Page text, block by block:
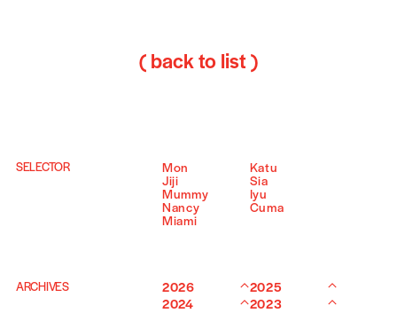
( back to list )
SELECTOR Mon
Katu
Jiji
Sia
Mummy
Iyu
Nancy
Cuma
Miami
ARCHIVES 2026
2025
2024
2023